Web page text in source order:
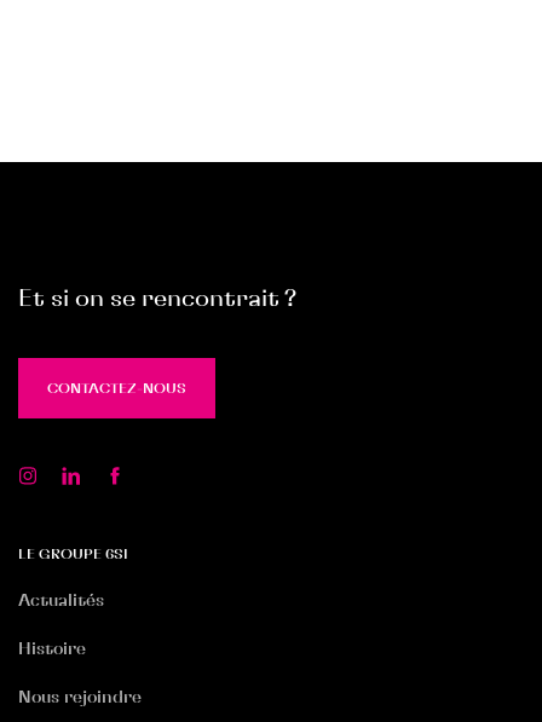
Et si on se rencontrait ?
CONTACTEZ-NOUS
LE GROUPE 6SI
Actualités
Histoire
Nous rejoindre